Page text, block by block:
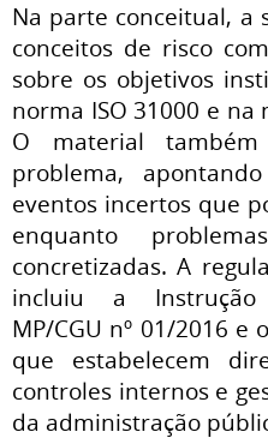
Na parte conceitual, a
conceitos de risco
sobre os objetivos
norma ISO 31000 e na
O material
problema,
eventos incertos que
enquanto
concretizadas. A
incluiu a Instrução
MP/CGU nº 01/2016 e
que estabelecem
controles internos e
da administração